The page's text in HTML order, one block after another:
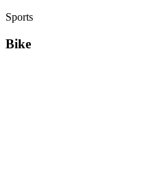
Sports
Bike